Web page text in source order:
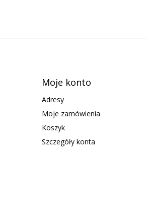
Moje konto
Adresy
Moje zamówienia
Koszyk
Szczegóły konta